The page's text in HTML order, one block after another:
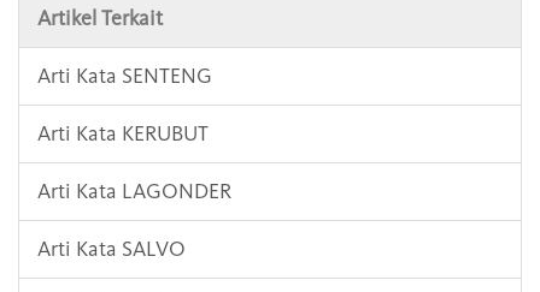
Artikel Terkait
Arti Kata SENTENG
Arti Kata KERUBUT
Arti Kata LAGONDER
Arti Kata SALVO